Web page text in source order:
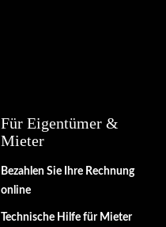
Für Eigentümer &
Mieter
Bezahlen Sie Ihre Rechnung
online
Technische Hilfe für Mieter